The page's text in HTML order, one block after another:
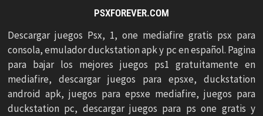
PSXFOREVER.COM
Descargar juegos Psx, 1, one mediafire gratis psx para
consola, emulador duckstation apk y pc en español. Pagina
para bajar los mejores juegos ps1 gratuitamente en
mediafire, descargar juegos para epsxe, duckstation
android apk, juegos para epsxe mediafire, juegos para
duckstation pc, descargar juegos para ps one gratis y